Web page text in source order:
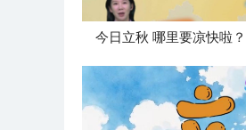
今日立秋 哪里要凉快啦？